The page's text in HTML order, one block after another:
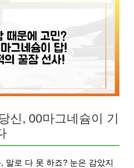
신, 00마그네슘이 기
말로 다 못 하죠? 눈은 감았지